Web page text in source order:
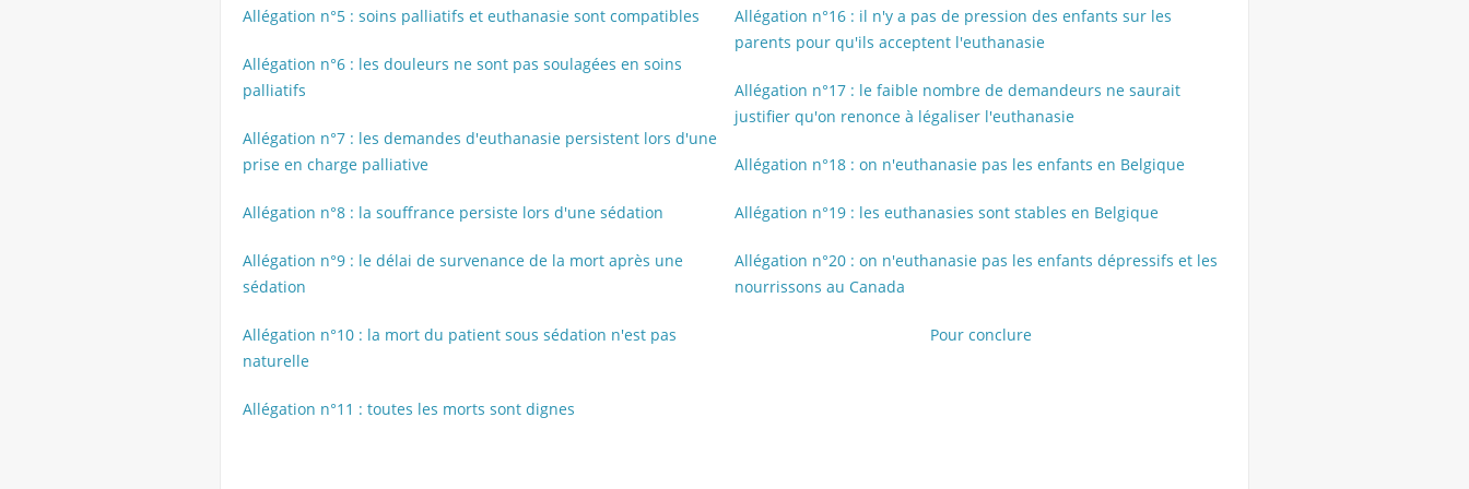
Allégation n°5 : soins palliatifs et euthanasie sont compatibles
Allégation n°6 : les douleurs ne sont pas soulagées en soins
palliatifs
Allégation n°7 : les demandes d'euthanasie persistent lors d'une
prise en charge palliative
Allégation n°8 : la souffrance persiste lors d'une sédation
Allégation n°9 : le délai de survenance de la mort après une
sédation
Allégation n°10 : la mort du patient sous sédation n'est pas
naturelle
Allégation n°11 : toutes les morts sont dignes
Allégation n°16 : il n'y a pas de pression des enfants sur les
parents pour qu'ils acceptent l'euthanasie
Allégation n°17 : le faible nombre de demandeurs ne saurait
justifier qu'on renonce à légaliser l'euthanasie
Allégation n°18 : on n'euthanasie pas les enfants en Belgique
Allégation n°19 : les euthanasies sont stables en Belgique
Allégation n°20 : on n'euthanasie pas les enfants dépressifs et les
nourrissons au Canada
Pour conclure